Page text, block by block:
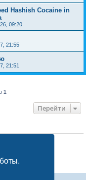
Hashish Cocaine in
09:20
21:55
21:51
1
Перейти